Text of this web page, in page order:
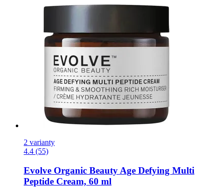
2 varianty
4.4 (55)
Evolve Organic Beauty Age Defying Multi
Peptide Cream, 60 ml